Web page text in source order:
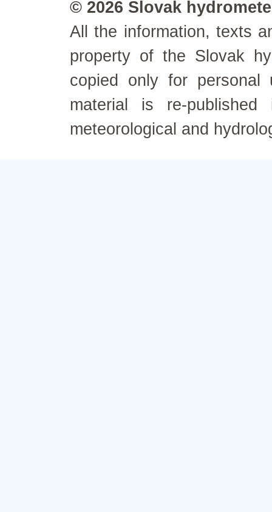
© 2026 Slovak
All the information, texts
property of the Slovak
copied only for personal
material is re-
meteorological and